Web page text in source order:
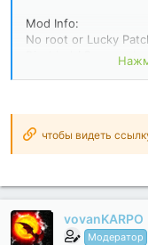
Mod Info:
No root or Lucky
Disabled / Removed
Debug code removed;
Remove default
AOSP compatible
Languages: Full...
чтобы видеть
vovanKARPO
Модератор